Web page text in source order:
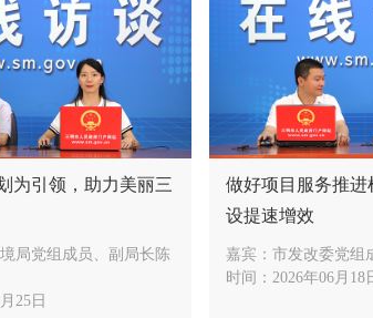
为引领，助力美丽三
局党组成员、副局长陈
25日
做好项目服务推
设提速增效
嘉宾： 市发改委党组
时间： 2026年06月18